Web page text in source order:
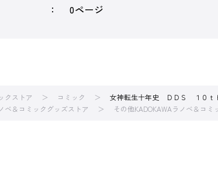
0ページ
クストア コミック
女神転生十年史 ＤＤＳ １０ｔ
ベ＆コミックグッズストア その他KADOKAWAラノベ＆コ